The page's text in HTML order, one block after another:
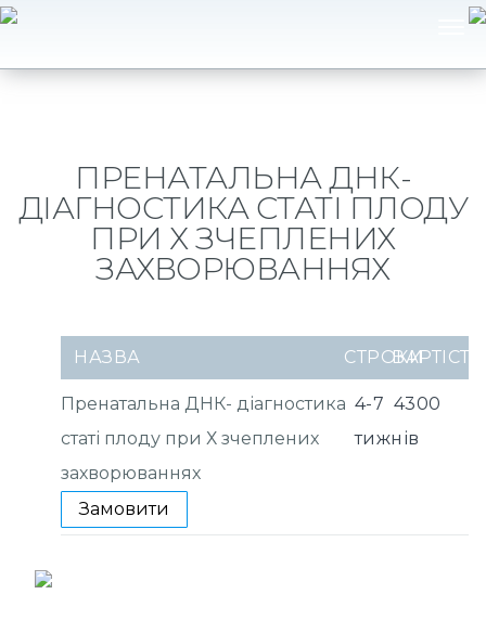
ПРЕНАТАЛЬНА ДНК-
ДІАГНОСТИКА СТАТІ ПЛОДУ
ПРИ Х ЗЧЕПЛЕНИХ
ЗАХВОРЮВАННЯХ
НАЗВА СТРОКИВАРТІСТЬ
Пренатальна ДНК- діагностика
статі плоду при Х зчеплених
захворюваннях
4-7
тижнів
4300
Замовити